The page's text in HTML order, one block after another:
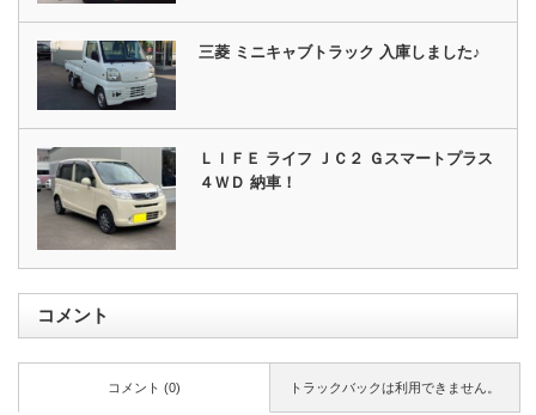
三菱 ミニキャブトラック 入庫しました♪
ＬＩＦＥ ライフ ＪＣ２ Ｇスマートプラス
４ＷＤ 納車！
コメント
トラックバックは利用できません。
コメント (0)